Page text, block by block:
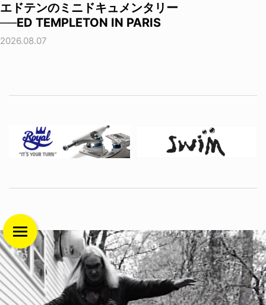
エドテンのミニドキュメンタリー
──ED TEMPLETON IN PARIS
2026.08.07